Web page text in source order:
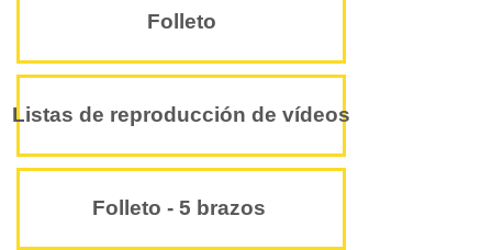
Folleto
Listas de reproducción de vídeos
Folleto - 5 brazos